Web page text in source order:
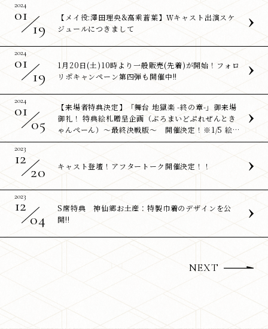
2024
01
19
【メイ役:澤田理央&高乘蒼葉】Ｗキャスト出演スケ
ジュールにつきまして
2024
01
19
1月20日(土)10時より一般販売(先着)が開始！フォロ
リポキャンペーン第四弾も開催中!!
2024
01
05
【来場者特典決定】「舞台 地獄楽 -終の章-」御来場
御礼！ 特典絵札贈呈企画（ぶろまいどぷれぜんとき
ゃんぺーん）～最終決戦版～ 開催決定！※1/5 絵柄
更新※
2023
12
20 キャスト登壇！アフタートーク開催決定！！
2023
12
04
S席特典 神仙郷お土産：特製巾着のデザインを公
開!!
NEXT